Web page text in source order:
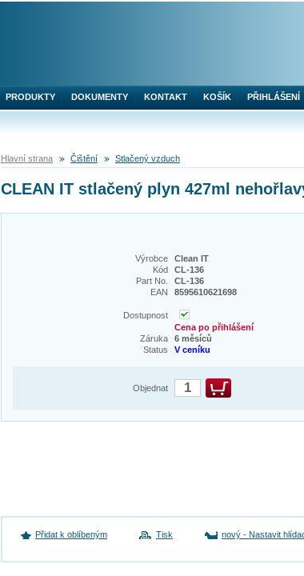
Hlavní strana Čištění Stlačený vzduch
CLEAN IT stlačený plyn 427ml
Výrobce
Clean IT
Kód
CL-136
Part No.
CL-136
EAN
8595610621698
Dostupnost
Cena po přihlášení
Záruka
6 měsíců
Status
V ceníku
Objednat
Přidat k oblíbeným Tisk nový - Nastavit
PRODUKTY DOKUMENTY KONTAKT KOŠÍK PŘIHLÁŠENÍ